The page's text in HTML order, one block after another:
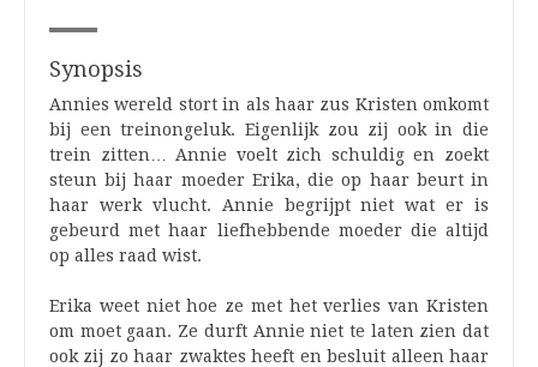
Synopsis
Annies wereld stort in als haar zus Kristen omkomt
bij een treinongeluk. Eigenlijk zou zij ook in die
trein zitten… Annie voelt zich schuldig en zoekt
steun bij haar moeder Erika, die op haar beurt in
haar werk vlucht. Annie begrijpt niet wat er is
gebeurd met haar liefhebbende moeder die altijd
op alles raad wist.
Erika weet niet hoe ze met het verlies van Kristen
om moet gaan. Ze durft Annie niet te laten zien dat
ook zij zo haar zwaktes heeft en besluit alleen haar